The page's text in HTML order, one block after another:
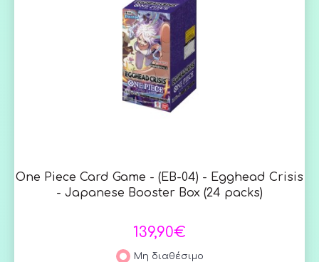
One Piece Card Game - (EB-04) - Egghead Crisis
- Japanese Booster Box (24 packs)
139,90€
Μη διαθέσιμο